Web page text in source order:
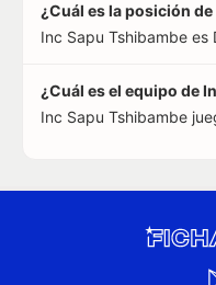
¿Cuál es la posición
Inc Sapu Tshibambe es
¿Cuál es el equipo de
Inc Sapu Tshibambe